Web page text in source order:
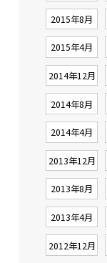
2015年8月
2015年4月
2014年12月
2014年8月
2014年4月
2013年12月
2013年8月
2013年4月
2012年12月